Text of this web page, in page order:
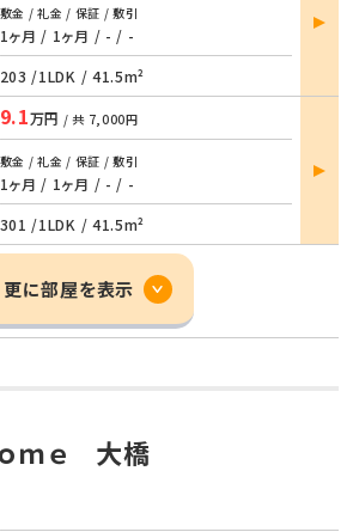
敷金 / 礼金 / 保証 / 敷引
1ヶ月 / 1ヶ月 / - / -
203 /1LDK / 41.5m²
部屋
詳細
9.1万円 / 共 7,000円
敷金 / 礼金 / 保証 / 敷引
1ヶ月 / 1ヶ月 / - / -
301 /1LDK / 41.5m²
部屋
詳細
更に部屋を表示
ｏｍｅ 大橋